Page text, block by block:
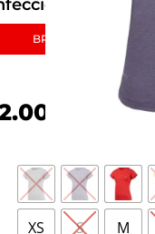
con
BRRR°
XS S M